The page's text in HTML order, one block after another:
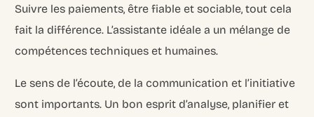
Suivre les paiements, être fiable et sociable, tout cela
fait la différence. L’assistante idéale a un mélange de
compétences techniques et humaines.
Le sens de l’écoute, de la communication et l’initiative
sont importants. Un bon esprit d’analyse, planifier et